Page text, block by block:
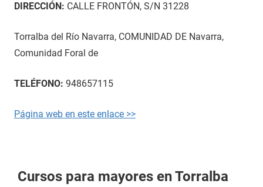
DIRECCIÓN: CALLE FRONTÓN, S/N 31228
Torralba del Río Navarra, COMUNIDAD DE Navarra,
Comunidad Foral de
TELÉFONO: 948657115
Página web en este enlace >>
Cursos para mayores en Torralba